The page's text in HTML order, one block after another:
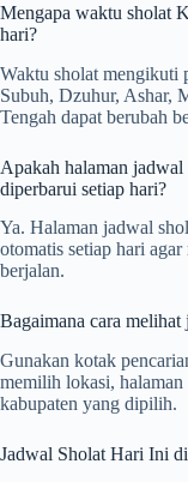
Mengapa waktu sholat
hari?
Waktu sholat mengikuti
Subuh, Dzuhur, Ashar,
Tengah dapat berubah
Apakah halaman
diperbarui setiap hari?
Ya. Halaman jadwal
otomatis setiap hari
berjalan.
Bagaimana cara
Gunakan kotak
memilih lokasi,
kabupaten yang dipilih.
Jadwal Sholat Hari Ini